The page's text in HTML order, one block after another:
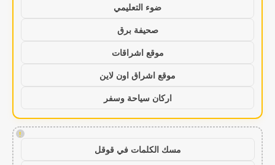
ضوء التعليمي
صحيفة برق
موقع اشراقات
موقع اشراق اون لاين
اركان سياحة وسفر
!
مسك الكلمات في قوقل